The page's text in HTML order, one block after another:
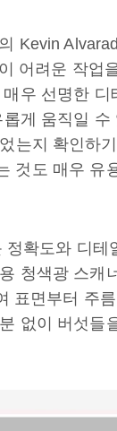
Kevin
어려운 작업
우 선명한 디
게 움직일 수
는지 확인하
것도 매우 유
정확도와 디테
청색광 스캐
표면부터 주
없이 버섯들